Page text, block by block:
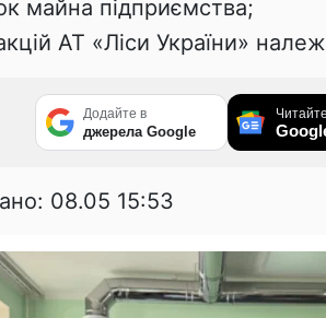
майна підприємства;
АТ «Ліси України»
Додайте в
джерела Google
08.05 15:53